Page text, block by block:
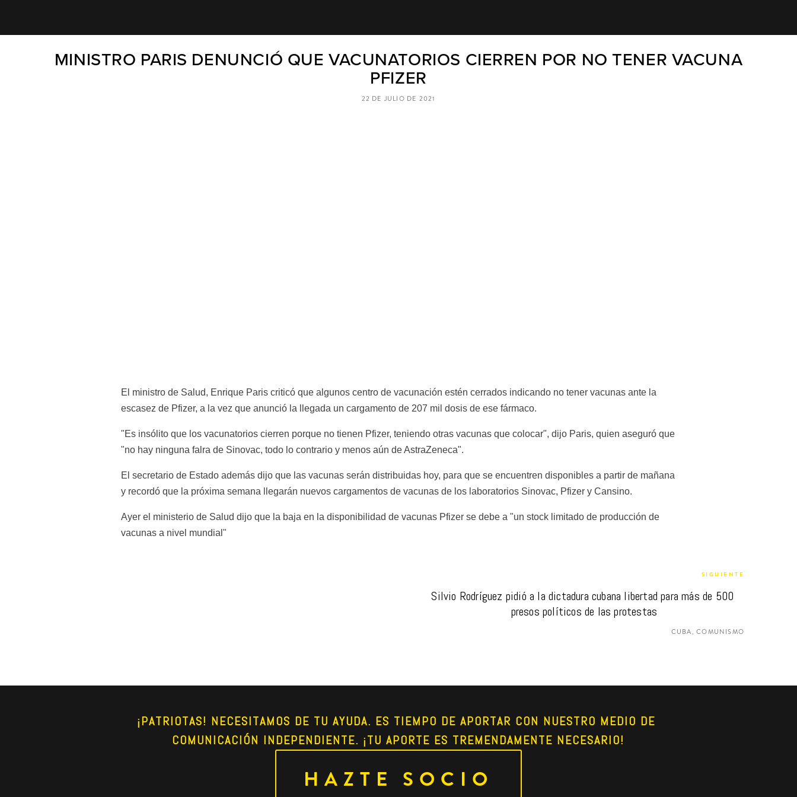
MINISTRO PARIS DENUNCIÓ QUE VACUNATORIOS CIERREN POR NO TENER VACUNA
PFIZER
El ministro de Salud, Enrique Paris criticó que algunos centro de vacunación estén cerrados indicando no tener vacunas ante la
escasez de Pfizer, a la vez que anunció la llegada un cargamento de 207 mil dosis de ese fármaco.
"Es insólito que los vacunatorios cierren porque no tienen Pfizer, teniendo otras vacunas que colocar", dijo Paris, quien aseguró que
"no hay ninguna falra de Sinovac, todo lo contrario y menos aún de AstraZeneca".
El secretario de Estado además dijo que las vacunas serán distribuidas hoy, para que se encuentren disponibles a partir de mañana
y recordó que la próxima semana llegarán nuevos cargamentos de vacunas de los laboratorios Sinovac, Pfizer y Cansino.
Ayer el ministerio de Salud dijo que la baja en la disponibilidad de vacunas Pfizer se debe a "un stock limitado de producción de
vacunas a nivel mundial"
22 DE JULIO DE 2021
SIGUIENTE
Silvio Rodríguez pidió a la dictadura cubana libertad para más de 500
presos políticos de las protestas
CUBA, COMUNISMO
¡PATRIOTAS! NECESITAMOS DE TU AYUDA. ES TIEMPO DE APORTAR CON NUESTRO MEDIO DE
COMUNICACIÓN INDEPENDIENTE. ¡TU APORTE ES TREMENDAMENTE NECESARIO!
HAZTE SOCIO